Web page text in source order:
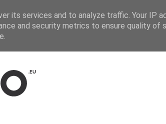
its services and to analyze traffic. Your IP
and security metrics to ensure quality of